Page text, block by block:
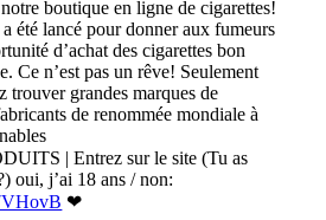
boutique en ligne de cigarettes!
été lancé pour donner aux fumeurs
d’achat des cigarettes bon
Ce n’est pas un rêve! Seulement
trouver grandes marques de
de renommée mondiale à
| Entrez sur le site (Tu as
oui, j’ai 18 ans / non:
❤